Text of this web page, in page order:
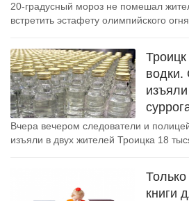
20-градусный мороз не помешал
встретить эстафету олимпийского
Троицк
водки.
Вчера вечером следователи и
изъяли в двух жителей Троицка 18
книги